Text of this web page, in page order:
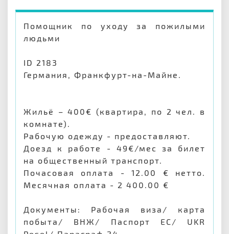
Помощник по уходу за пожилыми
людьми
ID 2183
Германия, Франкфурт-на-Майне.
Жильё – 400€ (квартира, по 2 чел. в
комнате).
Рабочую одежду - предоставляют.
Доезд к работе - 49€/мес за билет
на общественный транспорт.
Почасовая оплата - 12.00 € нетто.
Месячная оплата - 2 400.00 €
Документы: Рабочая виза/ карта
побыта/ ВНЖ/ Паспорт ЕС/ UKR